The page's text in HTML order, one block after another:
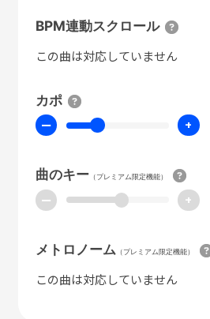
BPM連動スクロール
この曲は対応していません
カポ
ー +
曲のキー（プレミアム限定機能）
ー +
メトロノーム （プレミアム限定機能）
この曲は対応していません